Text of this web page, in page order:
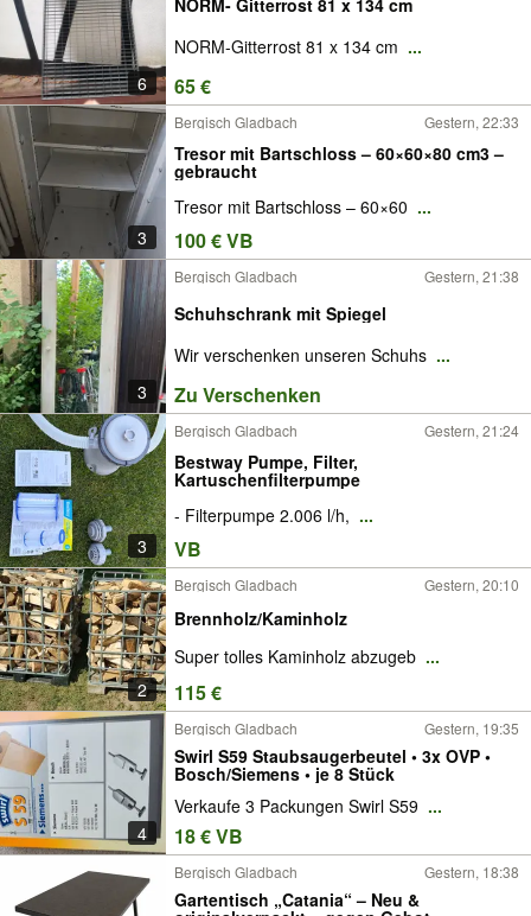
6
NORM-Gitterrost 81 x 134 cm ...
65 €
3
Bergisch Gladbach Gestern, 22:33
Tresor mit Bartschloss – 60×60×80 cm3 –
gebraucht
Tresor mit Bartschloss – 60×60 ...
100 € VB
3
Bergisch Gladbach Gestern, 21:38
Schuhschrank mit Spiegel
Wir verschenken unseren Schuhs ...
Zu Verschenken
3
Bergisch Gladbach Gestern, 21:24
Bestway Pumpe, Filter,
Kartuschenfilterpumpe
- Filterpumpe 2.006 l/h, ...
VB
2
Bergisch Gladbach Gestern, 20:10
Brennholz/Kaminholz
Super tolles Kaminholz abzugeb ...
115 €
4
Bergisch Gladbach Gestern, 19:35
Swirl S59 Staubsaugerbeutel • 3x OVP •
Bosch/Siemens • je 8 Stück
Verkaufe 3 Packungen Swirl S59 ...
18 € VB
Bergisch Gladbach Gestern, 18:38
Gartentisch „Catania“ – Neu &